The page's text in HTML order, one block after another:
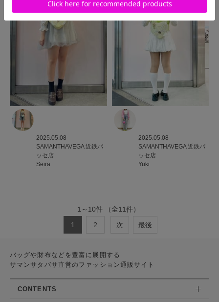
2025.05.08
SAMANTHAVEGA 近鉄パ
ッセ店
Seira
2025.05.08
SAMANTHAVEGA 近鉄パ
ッセ店
Yuki
1 ～ 10件 （全11件）
1
2 次 最後
バッグや財布などを豊富に展開する
サマンサタバサ直営のファッション通販サイト
CONTENTS